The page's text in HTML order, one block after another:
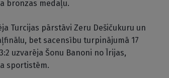
bronzas medaļu.
Turcijas pārstāvi Zeru Dešičukuru un
bet sacensību turpinājumā 17
uzvarēja Šonu Banoni no Īrijas,
sportistēm.